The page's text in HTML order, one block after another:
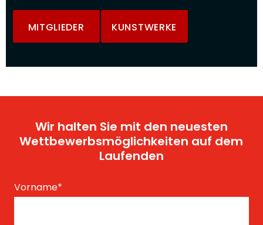
MITGLIEDER KUNSTWERKE
Wir halten Sie mit den neuesten
Wettbewerbsmöglichkeiten auf dem
Laufenden
Vorname*